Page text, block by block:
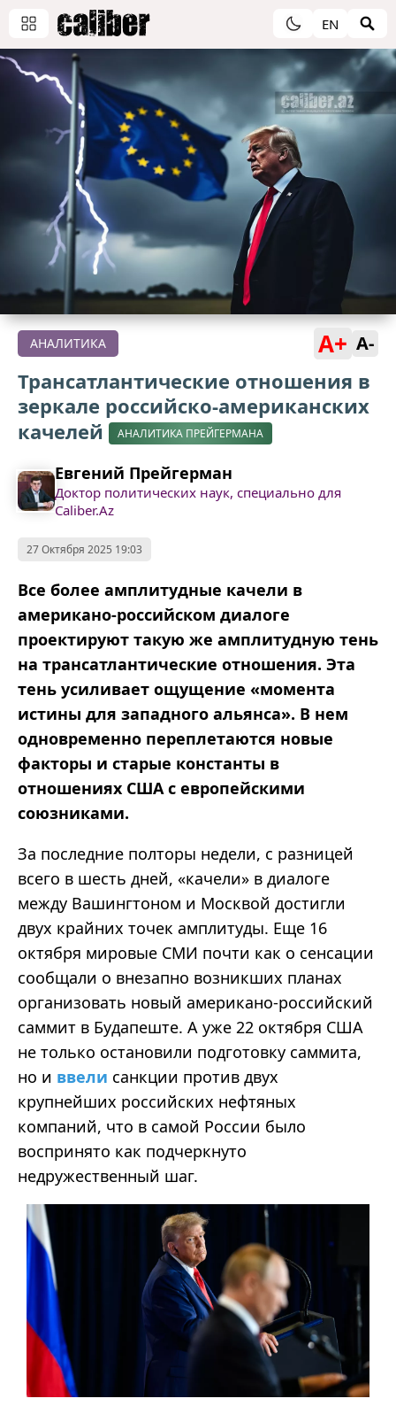
EN
АНАЛИТИКА A+ A-
Трансатлантические отношения в
зеркале российско-американских
качелей
АНАЛИТИКА ПРЕЙГЕРМАНА
Евгений Прейгерман
Доктор политических наук, специально для
Caliber.Az
27 Октября 2025 19:03
Все более амплитудные качели в
американо-российском диалоге
проектируют такую же амплитудную тень
на трансатлантические отношения. Эта
тень усиливает ощущение «момента
истины для западного альянса». В нем
одновременно переплетаются новые
факторы и старые константы в
отношениях США с европейскими
союзниками.
За последние полторы недели, с разницей
всего в шесть дней, «качели» в диалоге
между Вашингтоном и Москвой достигли
двух крайних точек амплитуды. Еще 16
октября мировые СМИ почти как о сенсации
сообщали о внезапно возникших планах
организовать новый американо-российский
саммит в Будапеште. А уже 22 октября США
не только остановили подготовку саммита,
но и ввели санкции против двух
крупнейших российских нефтяных
компаний, что в самой России было
воспринято как подчеркнуто
недружественный шаг.